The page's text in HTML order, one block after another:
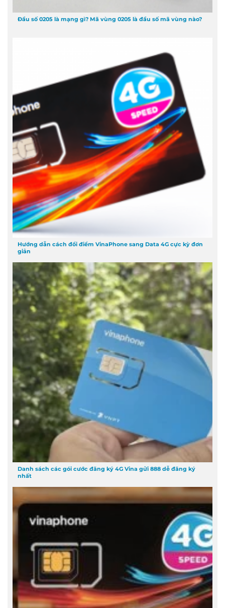
Đầu số 0205 là mạng gì? Mã vùng 0205 là đầu số mã vùng nào?
Hướng dẫn cách đổi điểm VinaPhone sang Data 4G cực kỳ đơn
giản
Danh sách các gói cước đăng ký 4G Vina gửi 888 dễ đăng ký
nhất